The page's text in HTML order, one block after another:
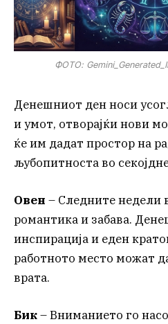
ФОТО:
Денешниот ден носи
и умот, отворајќи нови
ќе им дадат простор на
љубопитноста во
Овен – Следните недели
романтика и забава.
инспирација и еден
работното место можат
врата.
Бик– Вниманието го